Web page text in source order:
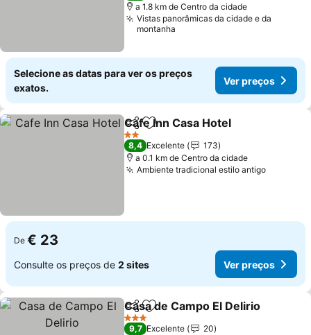
a 1.8 km de Centro da cidade
Vistas panorâmicas da cidade e da
montanha
Selecione as datas para ver os preços
exatos.
Ver preços
PartilharAdicionar aos favoritos
Cafe Inn Casa Hotel
2 Estrelas
8,4 Excelente
173
a 0.1 km de Centro da cidade
Ambiente tradicional estilo antigoVer
De € 23
Consulte os preços de 2 sites Ver preços
PartilharAdicionar aos favoritos
Casa de Campo El Delirio
3 Estrelas
9,7 Excelente
20